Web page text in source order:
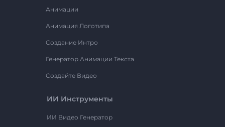
Анимации
Анимация Логотипа
Создание Интро
Генератор Анимации Текста
Создайте Видео
ИИ Инструменты
ИИ Видео Генератор